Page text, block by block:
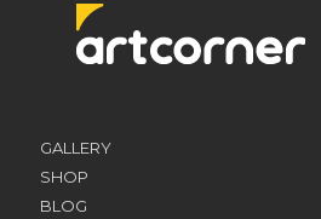
GALLERY
SHOP
BLOG